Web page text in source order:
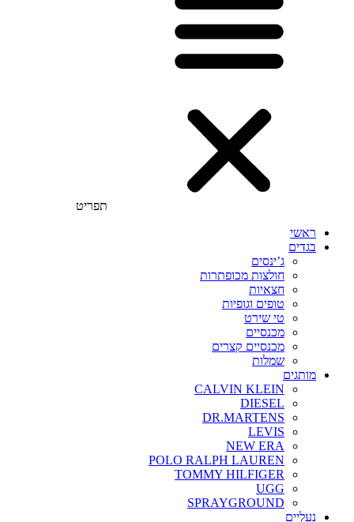
תפריט
ראשי
בגדים
ג’ינסים
חולצות מכופתרות
חצאיות
טופים וגופיות
טי שירט
מכנסיים
מכנסיים קצרים
שמלות
מותגים
CALVIN KLEIN
DIESEL
DR.MARTENS
LEVIS
NEW ERA
POLO RALPH LAUREN
TOMMY HILFIGER
UGG
SPRAYGROUND
נעליים